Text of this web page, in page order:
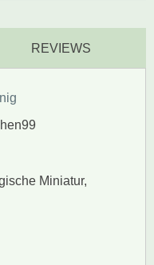
REVIEWS
Miniatur,